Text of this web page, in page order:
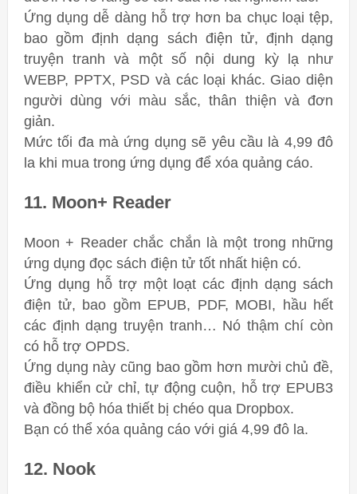
Ứng dụng dễ dàng hỗ trợ hơn ba chục loại tệp,
bao gồm định dạng sách điện tử, định dạng
truyện tranh và một số nội dung kỳ lạ như
WEBP, PPTX, PSD và các loại khác. Giao diện
người dùng với màu sắc, thân thiện và đơn
giản.
Mức tối đa mà ứng dụng sẽ yêu cầu là 4,99 đô
la khi mua trong ứng dụng để xóa quảng cáo.
11. Moon+ Reader
Moon + Reader chắc chắn là một trong những
ứng dụng đọc sách điện tử tốt nhất hiện có.
Ứng dụng hỗ trợ một loạt các định dạng sách
điện tử, bao gồm EPUB, PDF, MOBI, hầu hết
các định dạng truyện tranh… Nó thậm chí còn
có hỗ trợ OPDS.
Ứng dụng này cũng bao gồm hơn mười chủ đề,
điều khiển cử chỉ, tự động cuộn, hỗ trợ EPUB3
và đồng bộ hóa thiết bị chéo qua Dropbox.
Bạn có thể xóa quảng cáo với giá 4,99 đô la.
12. Nook